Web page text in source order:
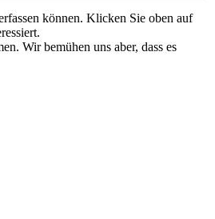
können. Klicken Sie oben auf
Wir bemühen uns aber, dass es